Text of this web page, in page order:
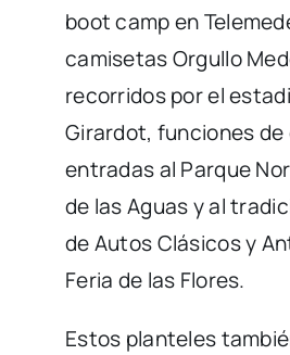
boot camp en
camisetas Orgullo
recorridos por el
Girardot, funciones de
entradas al Parque
de las Aguas y al
de Autos Clásicos y
Feria de las Flores.
Estos planteles